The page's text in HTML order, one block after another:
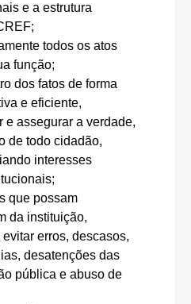
e a estrutura
todos os atos
função;
dos fatos de forma
e eficiente,
e assegurar a verdade,
de todo cidadão,
interesses
que possam
da instituição,
erros, descasos,
desatenções das
pública e abuso de